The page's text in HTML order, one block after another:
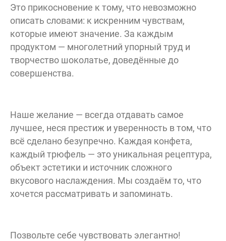
Это прикосновение к тому, что невозможно
описать словами: к искренним чувствам,
которые имеют значение. За каждым
продуктом — многолетний упорный труд и
творчество шоколатье, доведённые до
совершенства.
Наше желание — всегда отдавать самое
лучшее, неся престиж и уверенность в том, что
всё сделано безупречно. Каждая конфета,
каждый трюфель — это уникальная рецептура,
объект эстетики и источник сложного
вкусового наслаждения. Мы создаём то, что
хочется рассматривать и запоминать.
Позвольте себе чувствовать элегантно!